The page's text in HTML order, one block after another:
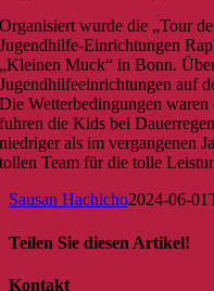
Organisiert wurde die „Tour
Jugendhilfe-Einrichtungen
„Kleinen Muck“ in Bonn.
Jugendhilfeeinrichtungen auf
Die Wetterbedingungen waren
fuhren die Kids bei
niedriger als im vergangenen
tollen Team für die tolle
Sausan Hachicho2024-06-
Teilen Sie diesen Artikel!
Facebook
X
Reddit
LinkedIn
WhatsApp
Tumblr
Pinterest
Vk
E-
Kontakt